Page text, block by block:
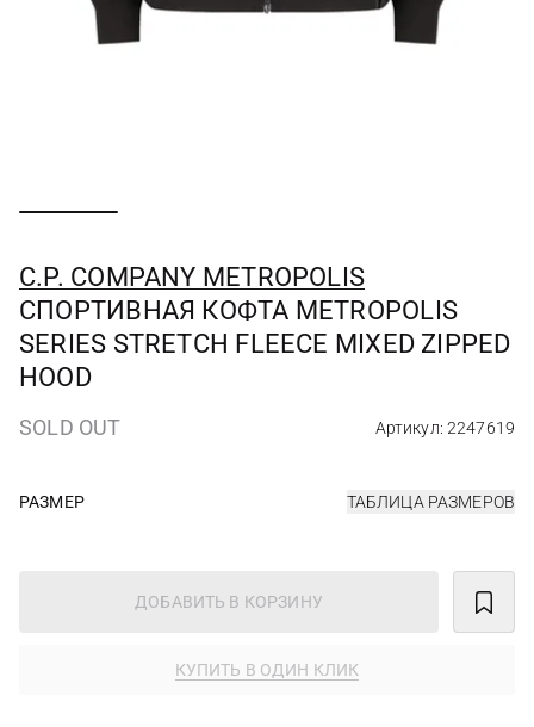
C.P. COMPANY METROPOLIS
СПОРТИВНАЯ КОФТА METROPOLIS
SERIES STRETCH FLEECE MIXED ZIPPED
HOOD
SOLD OUT Артикул: 2247619
РАЗМЕР ТАБЛИЦА РАЗМЕРОВ
ДОБАВИТЬ В КОРЗИНУ
КУПИТЬ В ОДИН КЛИК